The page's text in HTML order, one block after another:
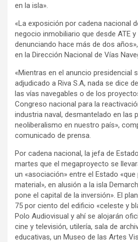
en la isla».
«La exposición por cadena nacional
negocio inmobiliario que desde ATE
denunciando hace más de dos
en la Dirección Nacional de Vías
«Mientras en el anuncio presidencial
adjudicado a Riva S.A, nada se dice
las vías navegables o de los
Congreso nacional para la
industria naval, desmantelado en las
neoliberalismo en nuestro país»,
comunicado de prensa.
Por cadena nacional, la jefa de
martes que el megaproyecto se
un «asociación» entre el Estado «que
material», en alusión a la isla
pone el capital de la inversión». El
75 por ciento del edificio «celeste y
Polo Audiovisual y ahí se alojarán
cine y televisión, utilería, sala de
educativas, un Museo de las Artes